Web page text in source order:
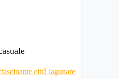
città lagunare